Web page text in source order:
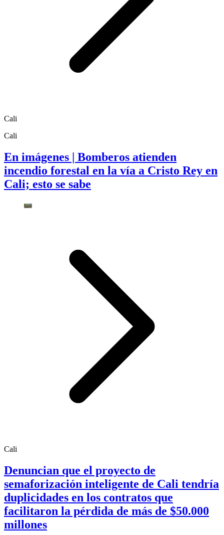
Cali
Cali
En imágenes | Bomberos atienden
incendio forestal en la vía a Cristo Rey en
Cali; esto se sabe
Cali
Denuncian que el proyecto de
semaforización inteligente de Cali tendría
duplicidades en los contratos que
facilitaron la pérdida de más de $50.000
millones